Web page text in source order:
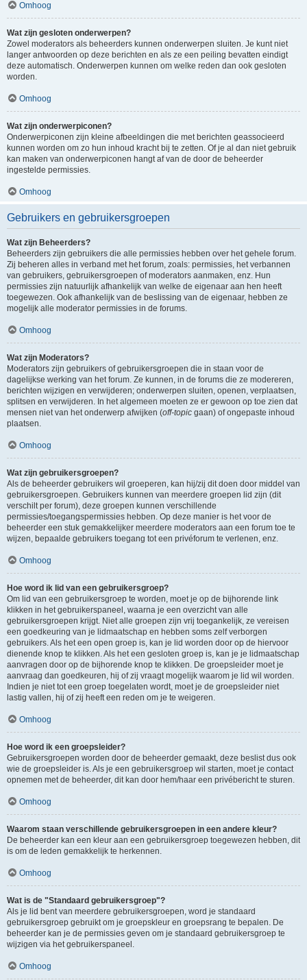
Omhoog
Wat zijn gesloten onderwerpen?
Zowel moderators als beheerders kunnen onderwerpen sluiten. Je kunt niet
langer antwoorden op deze berichten en als ze een peiling bevatten eindigt
deze automatisch. Onderwerpen kunnen om welke reden dan ook gesloten
worden.
Omhoog
Wat zijn onderwerpiconen?
Onderwerpiconen zijn kleine afbeeldingen die met berichten geassocieerd
kunnen worden om zo hun inhoud kracht bij te zetten. Of je al dan niet gebruik
kan maken van onderwerpiconen hangt af van de door de beheerder
ingestelde permissies.
Omhoog
Gebruikers en gebruikersgroepen
Wat zijn Beheerders?
Beheerders zijn gebruikers die alle permissies hebben over het gehele forum.
Zij beheren alles in verband met het forum, zoals: permissies, het verbannen
van gebruikers, gebruikersgroepen of moderators aanmaken, enz. Hun
permissies zijn natuurlijk afhankelijk van welke de eigenaar aan hen heeft
toegewezen. Ook afhankelijk van de beslissing van de eigenaar, hebben ze
mogelijk alle moderator permissies in de forums.
Omhoog
Wat zijn Moderators?
Moderators zijn gebruikers of gebruikersgroepen die in staan voor de
dagelijkse werking van het forum. Ze kunnen, in de forums die ze modereren,
berichten wijzigen en verwijderen; onderwerpen sluiten, openen, verplaatsen,
splitsen en verwijderen. In het algemeen moeten ze er gewoon op toe zien dat
mensen niet van het onderwerp afwijken (off-topic gaan) of ongepaste inhoud
plaatsen.
Omhoog
Wat zijn gebruikersgroepen?
Als de beheerder gebruikers wil groeperen, kan hij/zij dit doen door middel van
gebruikersgroepen. Gebruikers kunnen van meerdere groepen lid zijn (dit
verschilt per forum), deze groepen kunnen verschillende
permissies/toegangspermissies hebben. Op deze manier is het voor de
beheerder een stuk gemakkelijker meerdere moderators aan een forum toe te
wijzen, bepaalde gebruikers toegang tot een privéforum te verlenen, enz.
Omhoog
Hoe word ik lid van een gebruikersgroep?
Om lid van een gebruikersgroep te worden, moet je op de bijhorende link
klikken in het gebruikerspaneel, waarna je een overzicht van alle
gebruikersgroepen krijgt. Niet alle groepen zijn vrij toegankelijk, ze vereisen
een goedkeuring van je lidmaatschap en hebben soms zelf verborgen
gebruikers. Als het een open groep is, kan je lid worden door op de hiervoor
dienende knop te klikken. Als het een gesloten groep is, kan je je lidmaatschap
aanvragen door op de bijhorende knop te klikken. De groepsleider moet je
aanvraag dan goedkeuren, hij of zij vraagt mogelijk waarom je lid wil worden.
Indien je niet tot een groep toegelaten wordt, moet je de groepsleider niet
lastig vallen, hij of zij heeft een reden om je te weigeren.
Omhoog
Hoe word ik een groepsleider?
Gebruikersgroepen worden door de beheerder gemaakt, deze beslist dus ook
wie de groepsleider is. Als je een gebruikersgroep wil starten, moet je contact
opnemen met de beheerder, dit kan door hem/haar een privébericht te sturen.
Omhoog
Waarom staan verschillende gebruikersgroepen in een andere kleur?
De beheerder kan een kleur aan een gebruikersgroep toegewezen hebben, dit
is om de leden gemakkelijk te herkennen.
Omhoog
Wat is de "Standaard gebruikersgroep"?
Als je lid bent van meerdere gebruikersgroepen, word je standaard
gebruikersgroep gebruikt om je groepskleur en groepsrang te bepalen. De
beheerder kan je de permissies geven om je standaard gebruikersgroep te
wijzigen via het gebruikerspaneel.
Omhoog